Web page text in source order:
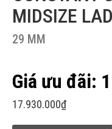
MIDSIZE
29 MM
17.930.000₫